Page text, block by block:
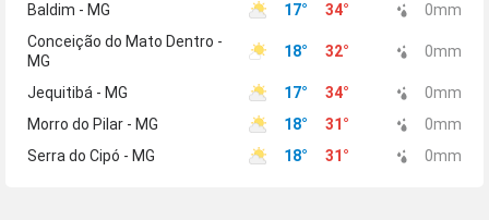
Baldim - MG 17° 34° 0mm
Conceição do Mato Dentro -
MG
18° 32° 0mm
Jequitibá - MG 17° 34° 0mm
Morro do Pilar - MG
18° 31 ° 0mm
Serra do Cipó - MG
18° 31 ° 0mm